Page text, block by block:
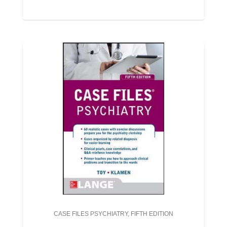
CASE FILES PSYCHIATRY, FIFTH EDITION